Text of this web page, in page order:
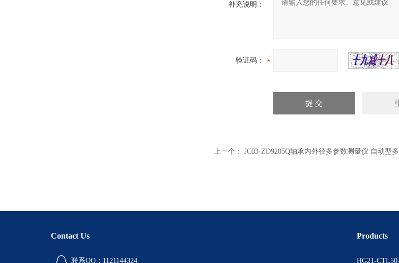
补充说明：
验证码：
上一个： JC03-ZD9205Q轴承内外径多参数测量仪 自动型多参数分析仪 多参数测量仪
Contact Us
联系QQ：1121144324
Products